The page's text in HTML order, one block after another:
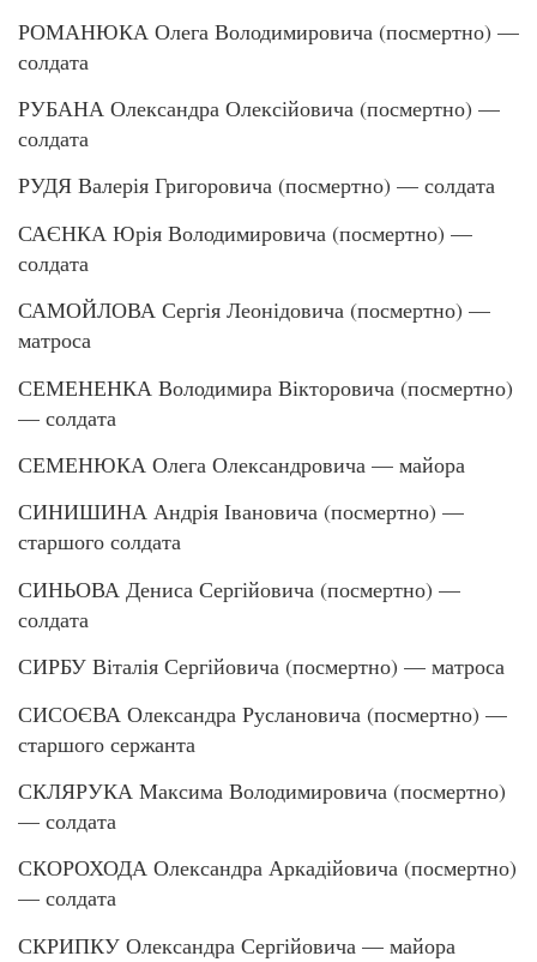
РОМАНЮКА Олега Володимировича (посмертно) —
солдата
РУБАНА Олександра Олексійовича (посмертно) —
солдата
РУДЯ Валерія Григоровича (посмертно) — солдата
САЄНКА Юрія Володимировича (посмертно) —
солдата
САМОЙЛОВА Сергія Леонідовича (посмертно) —
матроса
СЕМЕНЕНКА Володимира Вікторовича (посмертно)
— солдата
СЕМЕНЮКА Олега Олександровича — майора
СИНИШИНА Андрія Івановича (посмертно) —
старшого солдата
СИНЬОВА Дениса Сергійовича (посмертно) —
солдата
СИРБУ Віталія Сергійовича (посмертно) — матроса
СИСОЄВА Олександра Руслановича (посмертно) —
старшого сержанта
СКЛЯРУКА Максима Володимировича (посмертно)
— солдата
СКОРОХОДА Олександра Аркадійовича (посмертно)
— солдата
СКРИПКУ Олександра Сергійовича — майора